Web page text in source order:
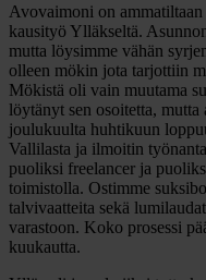
Avovaimoni on
kausityö Ylläkseltä.
mutta löysimme vähän
olleen mökin jota tarjottiin
Mökistä oli vain muutama
löytänyt sen osoitetta,
joulukuulta huhtikuun
Vallilasta ja ilmoitin
puoliksi freelancer ja
toimistolla. Ostimme
talvivaatteita sekä
varastoon. Koko prosessi
kuukautta.